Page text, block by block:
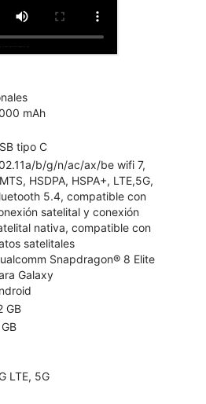
mAh
tipo C
b/g/n/ac/ax/be wifi 7,
HSDPA, HSPA+, LTE,5G,
5.4, compatible con
satelital y conexión
nativa, compatible con
satelitales​​​​​​​
Snapdragon® 8 Elite
Galaxy
GB
LTE, 5G